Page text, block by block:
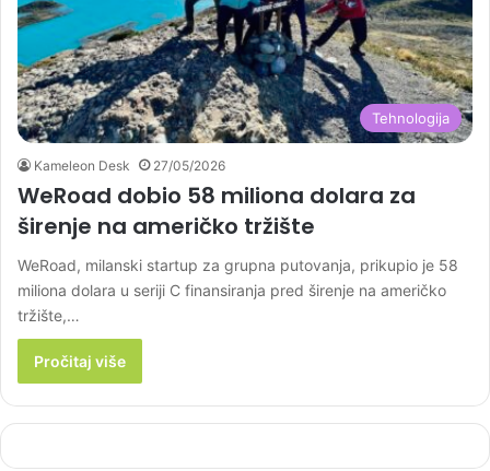
Tehnologija
Kameleon Desk 27/05/2026
WeRoad dobio 58 miliona dolara za
širenje na američko tržište
WeRoad, milanski startup za grupna putovanja, prikupio je 58
miliona dolara u seriji C finansiranja pred širenje na američko
tržište,…
Pročitaj više